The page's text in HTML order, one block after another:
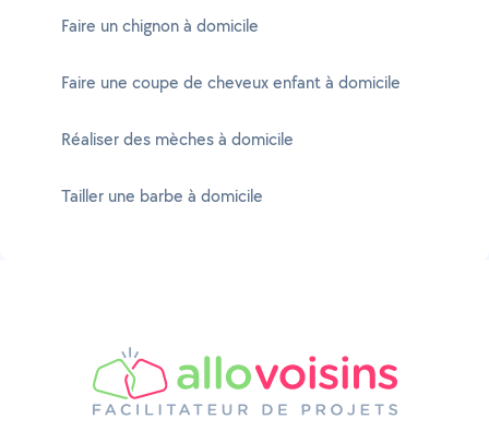
Faire un chignon à domicile
Faire une coupe de cheveux enfant à domicile
Réaliser des mèches à domicile
Tailler une barbe à domicile